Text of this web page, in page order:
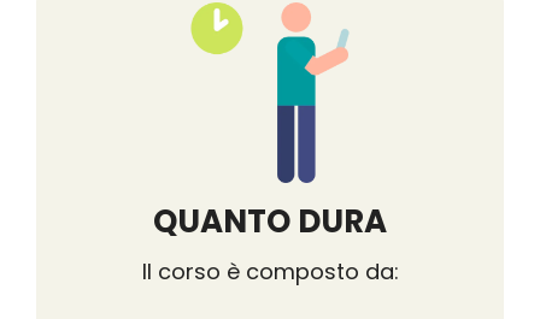
QUANTO DURA
Il corso è composto da: